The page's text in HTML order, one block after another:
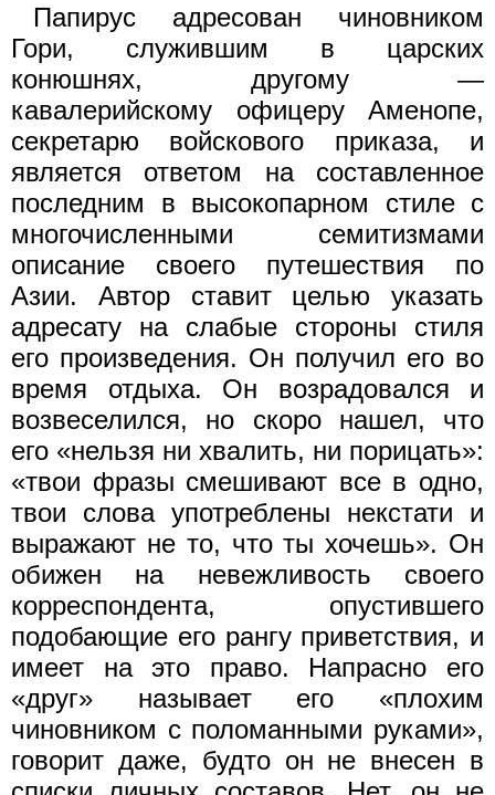
Папирус адресован чиновником
Гори, служившим в царских
конюшнях, другому —
кавалерийскому офицеру Аменопе,
секретарю войскового приказа, и
является ответом на составленное
последним в высокопарном стиле с
многочисленными семитизмами
описание своего путешествия по
Азии. Автор ставит целью указать
адресату на слабые стороны стиля
его произведения. Он получил его во
время отдыха. Он возрадовался и
возвеселился, но скоро нашел, что
его «нельзя ни хвалить, ни порицать»:
«твои фразы смешивают все в одно,
твои слова употреблены некстати и
выражают не то, что ты хочешь». Он
обижен на невежливость своего
корреспондента, опустившего
подобающие его рангу приветствия, и
имеет на это право. Напрасно его
«друг» называет его «плохим
чиновником с поломанными руками»,
говорит даже, будто он не внесен в